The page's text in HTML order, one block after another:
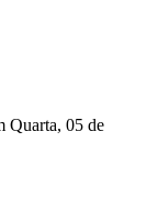
Quarta, 05 de